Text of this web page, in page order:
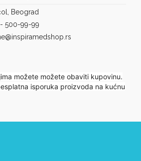
Beograd
500-99-99
možete možete obaviti kupovinu.
isporuka proizvoda na kućnu